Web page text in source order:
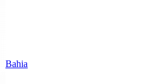
Bahia